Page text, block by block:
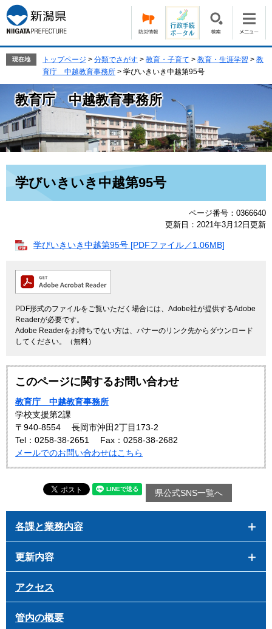
ー
ジ
の
で
す。
ニ
ュ
ー
ば
本
文
へ
現在地 トップページ > 分類でさがす > 教育・子育て > 教育・生涯学習 > 教
育庁 中越教育事務所 > 学びいきいき中越第95号
教育庁 中越教育事務所
学びいきいき中越第95号
ページ番号：0366640
更新日：2021年3月12日更新
学びいきいき中越第95号 [PDFファイル／1.06MB]
PDF形式のファイルをご覧いただく場合には、Adobe社が提供するAdobe
Readerが必要です。
Adobe Readerをお持ちでない方は、バナーのリンク先からダウンロード
してください。（無料）
このページに関するお問い合わせ
教育庁 中越教育事務所
学校支援第2課
〒940-8554
長岡市沖田2丁目173-2
Tel：0258-38-2651
Fax：0258-38-2682
メールでのお問い合わせはこちら
県公式SNS一覧へ
各課と業務内容
更新内容
アクセス
管内の概要